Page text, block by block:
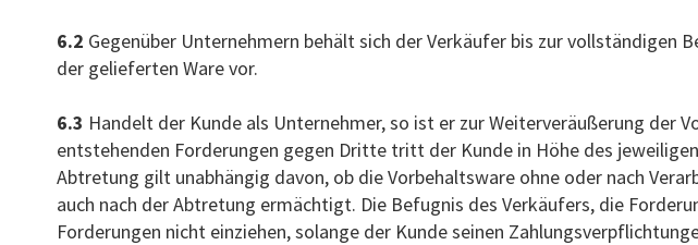
6.2 Gegenüber Unternehmern behält sich der Verkäufer bis zur vollständigen
der gelieferten Ware vor.
6.3 Handelt der Kunde als Unternehmer, so ist er zur Weiterveräußerung der
entstehenden Forderungen gegen Dritte tritt der Kunde in Höhe des
Abtretung gilt unabhängig davon, ob die Vorbehaltsware ohne oder nach
auch nach der Abtretung ermächtigt. Die Befugnis des Verkäufers, die
Forderungen nicht einziehen, solange der Kunde seinen